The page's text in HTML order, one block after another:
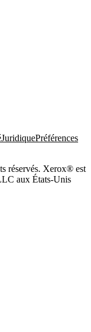
JuridiquePréférences
réservés. Xerox® est
aux États-Unis